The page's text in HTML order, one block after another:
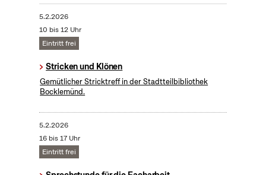
5.2.2026
10 bis 12 Uhr
Eintritt frei
Stricken und Klönen
Gemütlicher Stricktreff in der Stadtteilbibliothek
Bocklemünd.
5.2.2026
16 bis 17 Uhr
Eintritt frei